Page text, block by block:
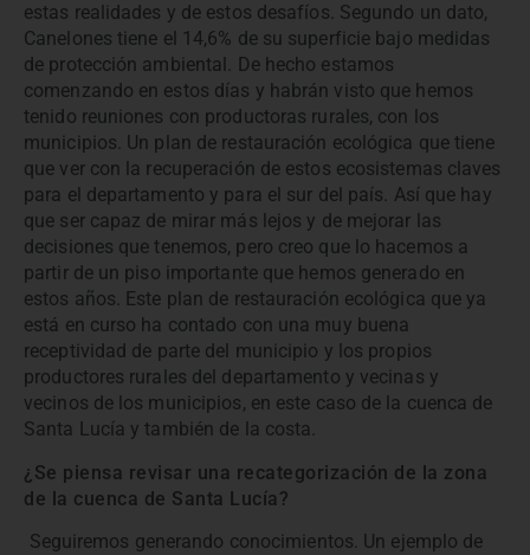
estas realidades y de estos desafíos. Segundo un dato,
Canelones tiene el 14,6% de su superficie bajo medidas
de protección ambiental. De hecho estamos
comenzando en estos días y habrán visto que hemos
tenido reuniones con productoras rurales, con los
municipios. Un plan de restauración ecológica que tiene
que ver con la recuperación de estos ecosistemas claves
para el departamento y para el sur del país. Así que hay
que ser capaz de mirar más lejos y de mejorar las
decisiones que tenemos, pero creo que lo hacemos a
partir de un piso importante que hemos generado en
estos años. Este plan de restauración ecológica que ya
está en curso ha contado con una muy buena
receptividad de parte del municipio y los propios
productores rurales del departamento y vecinas y
vecinos de los municipios, en este caso de la cuenca de
Santa Lucía y también de la costa.
¿Se piensa revisar una recategorización de la zona
de la cuenca de Santa Lucía?
Seguiremos generando conocimientos. Un ejemplo de